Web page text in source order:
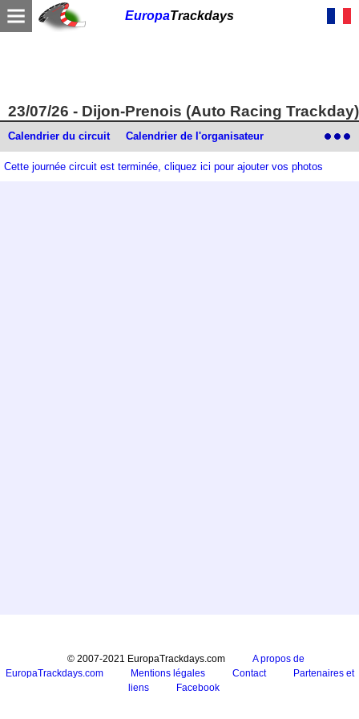
EuropaTrackdays
23/07/26 - Dijon-Prenois (Auto Racing Trackday)
Calendrier du circuit Calendrier de l'organisateur
Cette journée circuit est terminée, cliquez ici pour ajouter vos photos
© 2007-2021 EuropaTrackdays.com
A propos de
EuropaTrackdays.com
Mentions légales Contact
Partenaires et
liens
Facebook